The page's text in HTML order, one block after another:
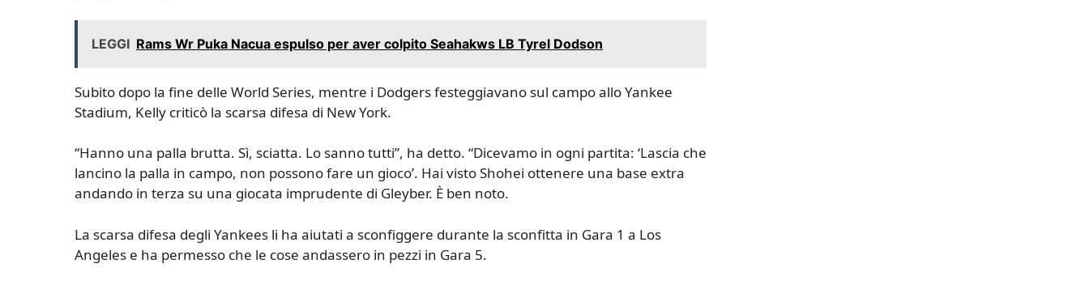
LEGGI Rams Wr Puka Nacua espulso per aver colpito Seahakws LB Tyrel Dodson
Subito dopo la fine delle World Series, mentre i Dodgers festeggiavano sul campo allo Yankee
Stadium, Kelly criticò la scarsa difesa di New York.
“Hanno una palla brutta. Sì, sciatta. Lo sanno tutti”, ha detto. “Dicevamo in ogni partita: ‘Lascia che
lancino la palla in campo, non possono fare un gioco’. Hai visto Shohei ottenere una base extra
andando in terza su una giocata imprudente di Gleyber. È ben noto.
La scarsa difesa degli Yankees li ha aiutati a sconfiggere durante la sconfitta in Gara 1 a Los
Angeles e ha permesso che le cose andassero in pezzi in Gara 5.